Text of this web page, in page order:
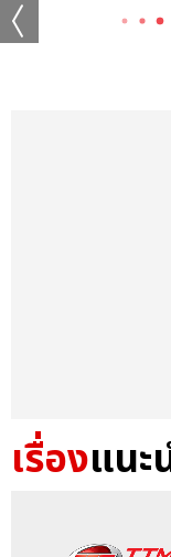
เรื่องแนะ